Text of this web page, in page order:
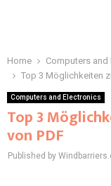
Home
Computers and
Top 3 Möglichkeiten
Computers and Electronics
Top 3
von PDF
Published by